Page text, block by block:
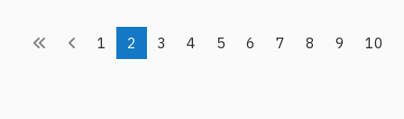
1 2 3 4 5 6 7 8 9 10